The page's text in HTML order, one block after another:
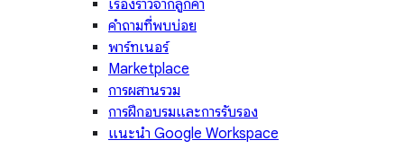
เรื่องราวจากลูกค้า
คำถามที่พบบ่อย
พาร์ทเนอร์
Marketplace
การผสานรวม
การฝึกอบรมและการรับรอง
แนะนำ Google Workspace